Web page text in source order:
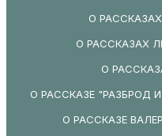
О
О РАССКАЗАХ
О
О РАССКАЗЕ "РАЗБРОД
О РАССКАЗЕ